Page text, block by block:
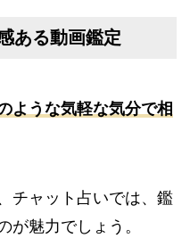
ある動画鑑定
ような気軽な気分で相
チャット占いでは、鑑
が魅力でしょう。